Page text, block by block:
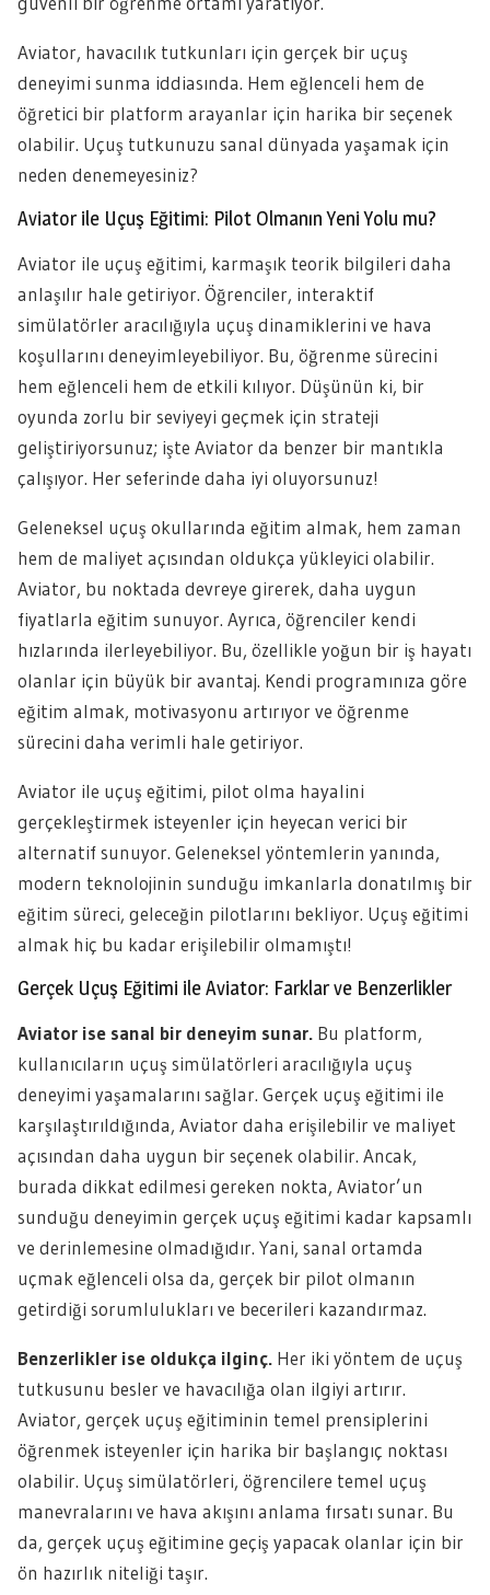
Aviator, havacılık tutkunları için gerçek bir uçuş
deneyimi sunma iddiasında. Hem eğlenceli hem de
öğretici bir platform arayanlar için harika bir seçenek
olabilir. Uçuş tutkunuzu sanal dünyada yaşamak için
neden denemeyesiniz?
Aviator ile Uçuş Eğitimi: Pilot Olmanın Yeni Yolu mu?
Aviator ile uçuş eğitimi, karmaşık teorik bilgileri daha
anlaşılır hale getiriyor. Öğrenciler, interaktif
simülatörler aracılığıyla uçuş dinamiklerini ve hava
koşullarını deneyimleyebiliyor. Bu, öğrenme sürecini
hem eğlenceli hem de etkili kılıyor. Düşünün ki, bir
oyunda zorlu bir seviyeyi geçmek için strateji
geliştiriyorsunuz; işte Aviator da benzer bir mantıkla
çalışıyor. Her seferinde daha iyi oluyorsunuz!
Geleneksel uçuş okullarında eğitim almak, hem zaman
hem de maliyet açısından oldukça yükleyici olabilir.
Aviator, bu noktada devreye girerek, daha uygun
fiyatlarla eğitim sunuyor. Ayrıca, öğrenciler kendi
hızlarında ilerleyebiliyor. Bu, özellikle yoğun bir iş hayatı
olanlar için büyük bir avantaj. Kendi programınıza göre
eğitim almak, motivasyonu artırıyor ve öğrenme
sürecini daha verimli hale getiriyor.
Aviator ile uçuş eğitimi, pilot olma hayalini
gerçekleştirmek isteyenler için heyecan verici bir
alternatif sunuyor. Geleneksel yöntemlerin yanında,
modern teknolojinin sunduğu imkanlarla donatılmış bir
eğitim süreci, geleceğin pilotlarını bekliyor. Uçuş eğitimi
almak hiç bu kadar erişilebilir olmamıştı!
Gerçek Uçuş Eğitimi ile Aviator: Farklar ve Benzerlikler
Aviator ise sanal bir deneyim sunar. Bu platform,
kullanıcıların uçuş simülatörleri aracılığıyla uçuş
deneyimi yaşamalarını sağlar. Gerçek uçuş eğitimi ile
karşılaştırıldığında, Aviator daha erişilebilir ve maliyet
açısından daha uygun bir seçenek olabilir. Ancak,
burada dikkat edilmesi gereken nokta, Aviator’un
sunduğu deneyimin gerçek uçuş eğitimi kadar kapsamlı
ve derinlemesine olmadığıdır. Yani, sanal ortamda
uçmak eğlenceli olsa da, gerçek bir pilot olmanın
getirdiği sorumlulukları ve becerileri kazandırmaz.
Benzerlikler ise oldukça ilginç. Her iki yöntem de uçuş
tutkusunu besler ve havacılığa olan ilgiyi artırır.
Aviator, gerçek uçuş eğitiminin temel prensiplerini
öğrenmek isteyenler için harika bir başlangıç noktası
olabilir. Uçuş simülatörleri, öğrencilere temel uçuş
manevralarını ve hava akışını anlama fırsatı sunar. Bu
da, gerçek uçuş eğitimine geçiş yapacak olanlar için bir
ön hazırlık niteliği taşır.